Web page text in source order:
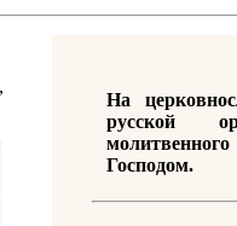
На
русской
Господом.